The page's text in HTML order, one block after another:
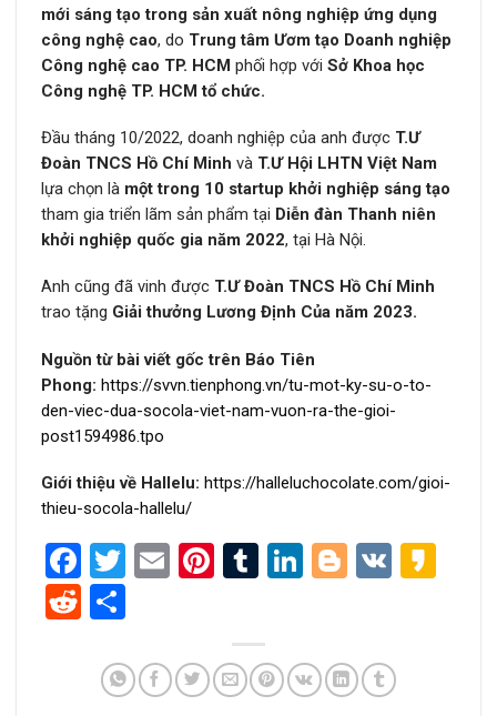
mới sáng tạo trong sản xuất nông nghiệp ứng dụng
công nghệ cao, do Trung tâm Ươm tạo Doanh nghiệp
Công nghệ cao TP. HCM phối hợp vớiSở Khoa học
Công nghệ TP. HCM tổ chức.
Đầu tháng 10/2022, doanh nghiệp của anh được T.Ư
Đoàn TNCS Hồ Chí Minh và T.Ư Hội LHTN Việt Nam
lựa chọn là một trong 10 startup khởi nghiệp sáng tạo
tham gia triển lãm sản phẩm tại Diễn đàn Thanh niên
khởi nghiệp quốc gia năm 2022, tại Hà Nội.
Anh cũng đã vinh được T.Ư Đoàn TNCS Hồ Chí Minh
trao tặng Giải thưởng Lương Định Của năm 2023.
Nguồn từ bài viết gốc trên Báo Tiên
Phong:https://svvn.tienphong.vn/tu-mot-ky-su-o-to-
den-viec-dua-socola-viet-nam-vuon-ra-the-gioi-
post1594986.tpo
Giới thiệu về Hallelu:https://halleluchocolate.com/gioi-
thieu-socola-hallelu/
Facebook
Twitter
EmailPinterest
Tumblr
LinkedIn
Blogger
VK
Reddit